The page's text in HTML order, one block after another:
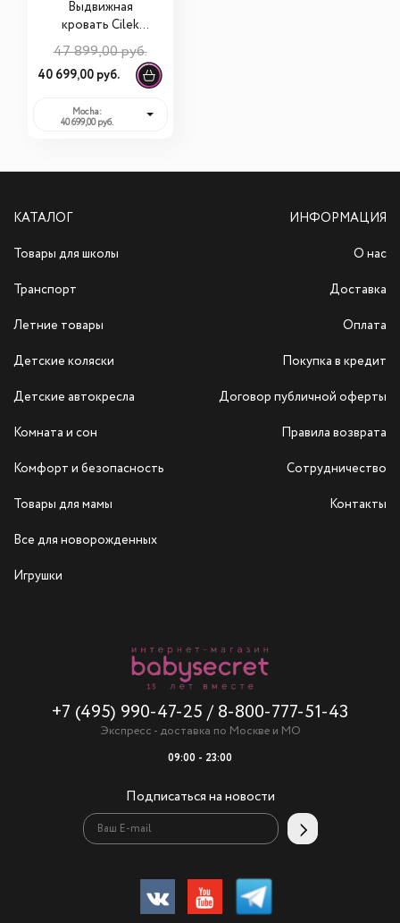
Выдвижная
кровать Cilek
Mocha (90x200)
20.30.1407.00
47 899,00 руб.
40 699,00 руб.
Mocha:
40 699,00 руб.
КАТАЛОГ
Товары для школы
Транспорт
Летние товары
Детские коляски
Детские автокресла
Комната и сон
Комфорт и безопасность
Товары для мамы
Все для новорожденных
Игрушки
+7 (495) 990-47-25 / 8-800-777-51-43
Экспресс - доставка по Москве и МО
09:00 - 23:00
Подписаться на новости
ИНФОРМАЦИЯ
О нас
Доставка
Оплата
Покупка в кредит
Договор публичной оферты
Правила возврата
Сотрудничество
Контакты